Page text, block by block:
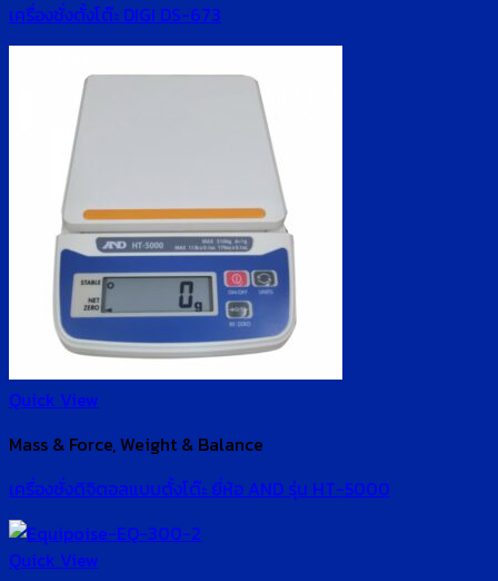
เครื่องชั่งตั้งโต๊ะ DIGI DS-673
Quick View
Mass & Force, Weight & Balance
เครื่องชั่งดิจิตอลแบบตั้งโต๊ะ ยี่ห้อ AND รุ่น HT-5000
Quick View